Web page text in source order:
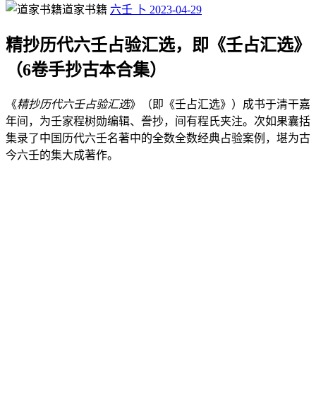
道家书籍 六壬 卜 2023-04-29
精抄历代六壬占验汇选，即《壬占汇选》
（6卷手抄古本合集）
《精抄历代六壬占验汇选》（即《壬占汇选》）成书于清干嘉
年间，为壬家程树勋编辑、誊抄，间有程氏夹注。次如果囊括
集录了中国历代六壬名著中的全数全数经典占验案例，堪为古
今六壬的集大成著作。